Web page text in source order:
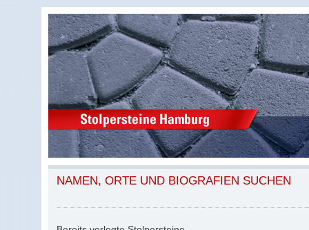
NAMEN, ORTE UND BIOGRAFIEN SUCHEN